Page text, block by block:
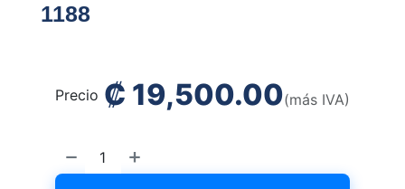
1188
Precio ₡ 19,500.00(más IVA)